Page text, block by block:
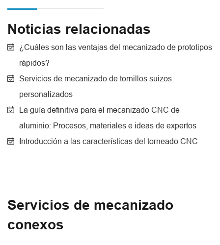
Noticias relacionadas
¿Cuáles son las ventajas del mecanizado de prototipos
rápidos?
Servicios de mecanizado de tornillos suizos
personalizados
La guía definitiva para el mecanizado CNC de
aluminio: Procesos, materiales e ideas de expertos
Introducción a las características del torneado CNC
Servicios de mecanizado
conexos